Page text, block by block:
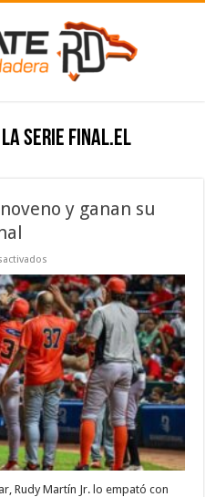
la Serie Final.El
y ganan su
remontan
en
el
noveno
y
ganan
su
primero
de
la
Serie
Final
Rudy Martín Jr. lo empató con